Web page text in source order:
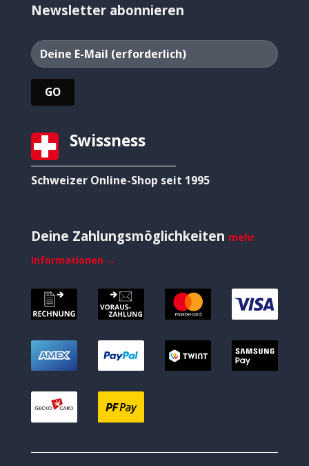
Newsletter abonnieren
Swissness
Schweizer Online-Shop seit 1995
Deine Zahlungsmöglichkeiten mehr
Informationen →